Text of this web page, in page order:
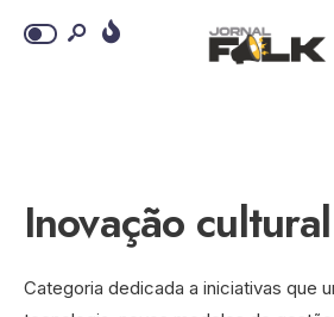
Inovação cultural
Categoria dedicada a iniciativas que